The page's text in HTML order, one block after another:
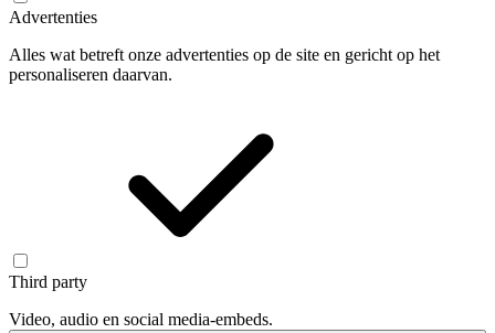
Advertenties
Alles wat betreft onze advertenties op de site en gericht op het
personaliseren daarvan.
Third party
Video, audio en social media-embeds.